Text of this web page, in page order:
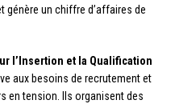
génère un chiffre d’affaires de
l’Insertion et la Qualification
aux besoins de recrutement et
en tension. Ils organisent des